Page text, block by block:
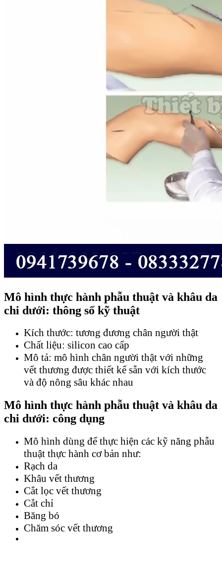
Mô hình thực hành phẫu thuật và khâu da
chi dưới: thông số kỹ thuật
Kích thước: tương đương chân người thật
Chất liệu: silicon cao cấp
Mô tả: mô hình chân người thật với những
vết thương được thiết kế sẵn với kích thước
và độ nông sâu khác nhau
Mô hình thực hành phẫu thuật và khâu da
chi dưới: công dụng
Mô hình dùng để thực hiện các kỹ năng phẫu
thuật thực hành cơ bản như:
Rạch da
Khâu vết thương
Cắt lọc vết thương
Cắt chỉ
Băng bó
Chăm sóc vết thương